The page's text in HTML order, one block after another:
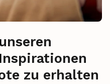
zu erhalten